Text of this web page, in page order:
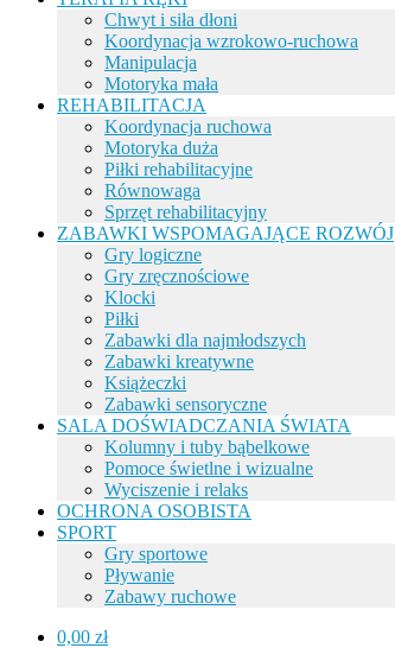
Chwyt i siła dłoni
Koordynacja wzrokowo-ruchowa
Manipulacja
Motoryka mała
REHABILITACJA
Koordynacja ruchowa
Motoryka duża
Piłki rehabilitacyjne
Równowaga
Sprzęt rehabilitacyjny
ZABAWKI WSPOMAGAJĄCE ROZWÓJ
Gry logiczne
Gry zręcznościowe
Klocki
Piłki
Zabawki dla najmłodszych
Zabawki kreatywne
Książeczki
Zabawki sensoryczne
SALA DOŚWIADCZANIA ŚWIATA
Kolumny i tuby bąbelkowe
Pomoce świetlne i wizualne
Wyciszenie i relaks
OCHRONA OSOBISTA
SPORT
Gry sportowe
Pływanie
Zabawy ruchowe
0,00 zł